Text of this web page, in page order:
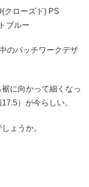
のパッチワークデザ
に向かって細くなっ
）が今らしい。
ょうか。